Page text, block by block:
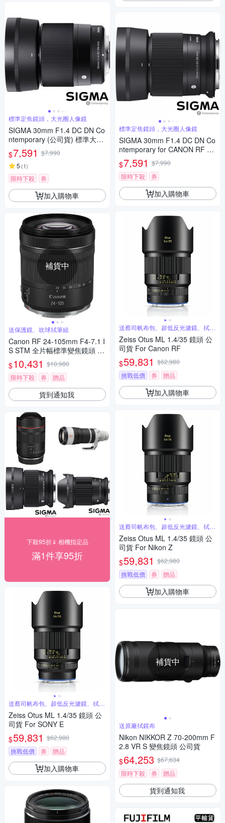
標準定焦鏡頭，大光圈人像鏡
SIGMA 30mm F1.4 DC DN Co
ntemporary (公司貨) 標準大光
圈定焦鏡頭 人像鏡 APS-C 無反
微單眼專用鏡頭
$7,591 $7,990
5 (1)
限時下殺 券
加入購物車
補貨中
送保護鏡、吹球拭筆組
Canon RF 24-105mm F4-7.1 I
S STM 全片幅標準變焦鏡頭 公
司貨-拆鏡白盒
$10,431 $10,980
限時下殺
券 贈品
貨到通知我
下殺95折⇓ 相機指定品
滿1件享95折
送蔡司帆布包、超低反光濾鏡、拭鏡
筆
Zeiss Otus ML 1.4/35 鏡頭 公
司貨 For SONY E
$59,831 $62,980
挑戰低價
券 贈品
加入購物車
標準定焦鏡頭，大光圈人像鏡
SIGMA 30mm F1.4 DC DN Co
ntemporary for CANON RF 接
環 (公司貨) 標準大光圈定焦鏡
人像鏡 APS-C 無反微單眼專用
鏡頭
$7,591 $7,990
限時下殺
券
加入購物車
送蔡司帆布包、超低反光濾鏡、拭鏡
筆
Zeiss Otus ML 1.4/35 鏡頭 公
司貨 For Canon RF
$59,831 $62,980
挑戰低價
券 贈品
加入購物車
送蔡司帆布包、超低反光濾鏡、拭鏡
筆
Zeiss Otus ML 1.4/35 鏡頭 公
司貨 For Nikon Z
$59,831 $62,980
挑戰低價
券 贈品
加入購物車
補貨中
送原廠拭鏡布
Nikon NIKKOR Z 70-200mm F
2.8 VR S 變焦鏡頭 公司貨
$64,253 $67,634
限時下殺
券 贈品
貨到通知我